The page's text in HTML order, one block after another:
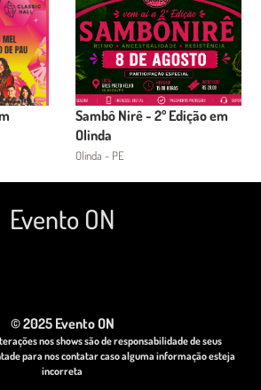
Sambô Nirê - 2º Edição em
Olinda
Olinda - PE
Evento ON
© 2025 Evento ON
nos shows são de responsabilidade de seus
para nos contatar caso alguma informação esteja
incorreta